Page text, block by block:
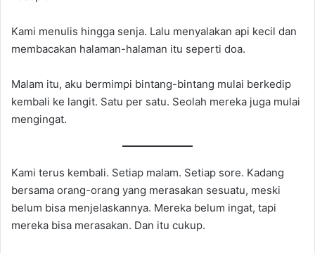
Kami menulis hingga senja. Lalu menyalakan api kecil dan
membacakan halaman-halaman itu seperti doa.
Malam itu, aku bermimpi bintang-bintang mulai berkedip
kembali ke langit. Satu per satu. Seolah mereka juga mulai
mengingat.
Kami terus kembali. Setiap malam. Setiap sore. Kadang
bersama orang-orang yang merasakan sesuatu, meski
belum bisa menjelaskannya. Mereka belum ingat, tapi
mereka bisa merasakan. Dan itu cukup.